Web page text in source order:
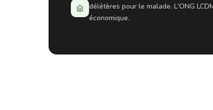
délétères pour le malade. L'ONG
économique.